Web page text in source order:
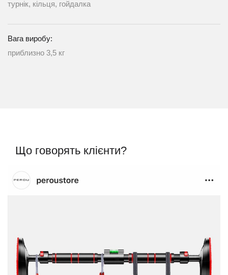
турнік, кільця, гойдалка
Вага виробу:
приблизно 3,5 кг
Що говорять клієнти?